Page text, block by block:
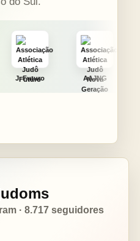
AAJNG TSURU
· 8.717 seguidores